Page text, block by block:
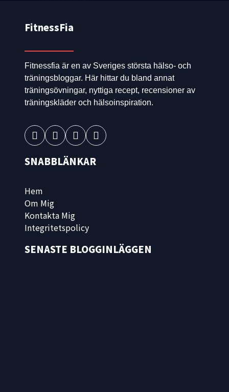
FitnessFia
Fitnessfia är en av Sveriges största hälso- och
träningsbloggar. Här hittar du bland annat
träningsövningar, nyttiga recept, recensioner av
träningskläder och hälsoinspiration.
SNABBLÄNKAR
Hem
Om Mig
Kontakta Mig
Integritetspolicy
SENASTE BLOGGINLÄGGEN